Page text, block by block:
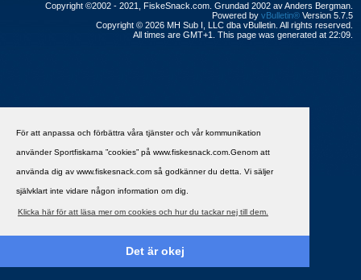
För att anpassa och förbättra våra tjänster och vår kommunikation
använder Sportfiskarna ”cookies” på www.fiskesnack.com.Genom att
använda dig av www.fiskesnack.com så godkänner du detta. Vi säljer
självklart inte vidare någon information om dig.
Klicka här för att läsa mer om cookies och hur du tackar nej till dem.
Det är okej
Copyright ©2002 - 2021, FiskeSnack.com. Grundad 2002 av Anders Bergman.
Powered by vBulletin® Version 5.7.5
Copyright © 2026 MH Sub I, LLC dba vBulletin. All rights reserved.
All times are GMT+1. This page was generated at 22:09.